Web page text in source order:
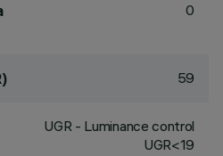
0
59
UGR - Luminance control
UGR<19